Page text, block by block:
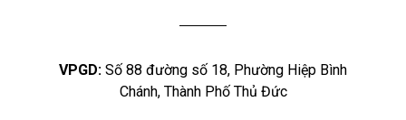
VPGD: Số 88 đường số 18, Phường Hiệp Bình
Chánh, Thành Phố Thủ Đức